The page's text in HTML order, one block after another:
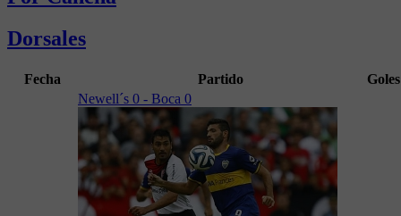
Dorsales
Fecha Partido Goles
Newell´s 0 - Boca 0